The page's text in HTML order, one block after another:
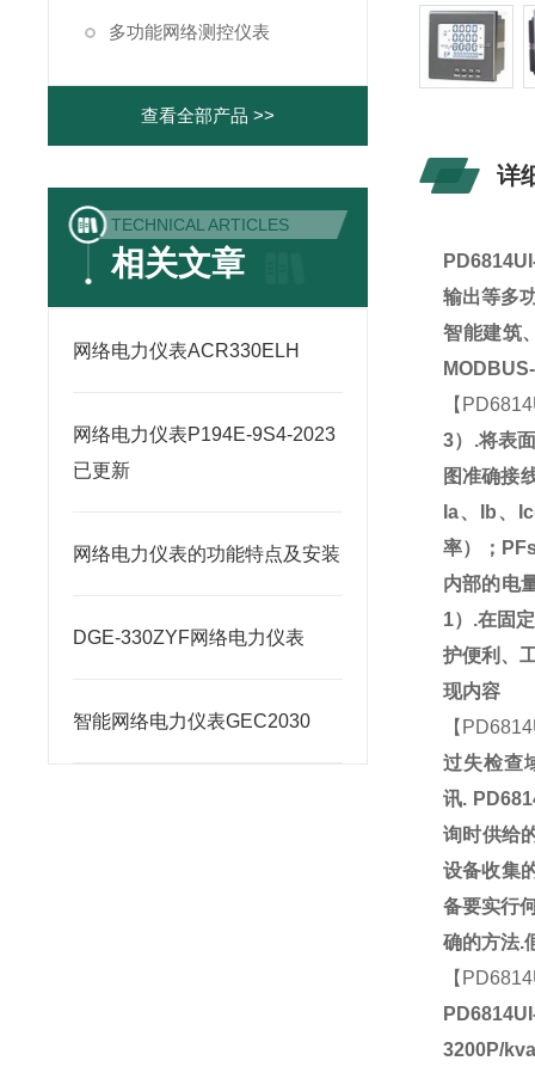
多功能网络测控仪表
查看全部产品 >>
TECHNICAL ARTICLES
相关文章
网络电力仪表ACR330ELH
网络电力仪表P194E-9S4-2023
已更新
网络电力仪表的功能特点及安装
DGE-330ZYF网络电力仪表
智能网络电力仪表GEC2030
详
输出等多
智能建筑
【
3） .将表
图准确接
Ia、 Ib、
率）；
内部的电
1） .在固
护便利、
现内容
【
过失检查
讯.
询时供给
设备收集
备要实行
确的方法.
【
3200P/